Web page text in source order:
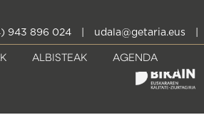
943 896 024 udala@getaria.eus
ALBISTEAK AGENDA